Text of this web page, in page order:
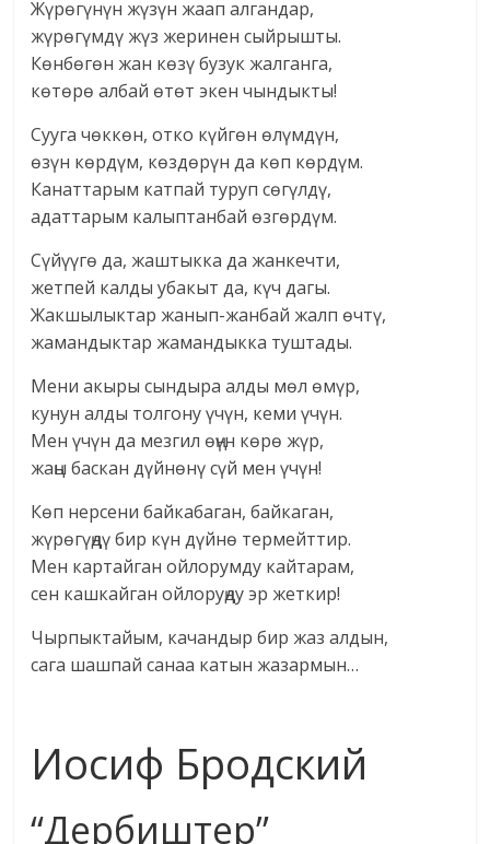
Жүрөгүнүн жүзүн жаап алгандар,
жүрөгүмдү жүз жеринен сыйрышты.
Көнбөгөн жан көзү бузук жалганга,
көтөрө албай өтөт экен чындыкты!
Сууга чөккөн, отко күйгөн өлүмдүн,
өзүн көрдүм, көздөрүн да көп көрдүм.
Канаттарым катпай туруп сөгүлдү,
адаттарым калыптанбай өзгөрдүм.
Сүйүүгө да, жаштыкка да жанкечти,
жетпей калды убакыт да, күч дагы.
Жакшылыктар жанып-жанбай жалп өчтү,
жамандыктар жамандыкка туштады.
Мени акыры сындыра алды мөл өмүр,
кунун алды толгону үчүн, кеми үчүн.
Мен үчүн да мезгил өңүн көрө жүр,
жаңы баскан дүйнөнү сүй мен үчүн!
Көп нерсени байкабаган, байкаган,
жүрөгүңдү бир күн дүйнө термейттир.
Мен картайган ойлорумду кайтарам,
сен кашкайган ойлоруңду эр жеткир!
Чырпыктайым, качандыр бир жаз алдын,
сага шашпай санаа катын жазармын…
Иосиф Бродский
“Дербиштер”